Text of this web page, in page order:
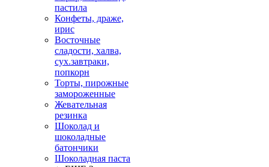
пастила
Конфеты, драже,
ирис
Восточные
сладости, халва,
сух.завтраки,
попкорн
Торты, пирожные
замороженные
Жевательная
резинка
Шоколад и
шоколадные
батончики
Шоколадная паста